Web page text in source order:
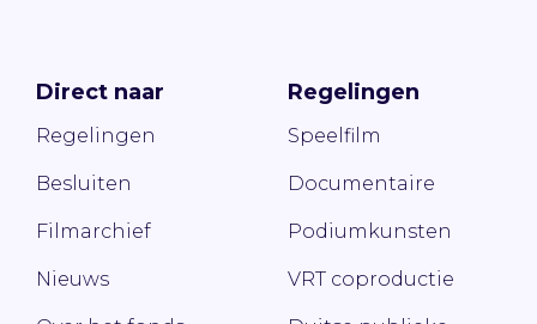
Direct naar
Regelingen
Besluiten
Filmarchief
Nieuws
Regelingen
Speelfilm
Documentaire
Podiumkunsten
VRT coproductie